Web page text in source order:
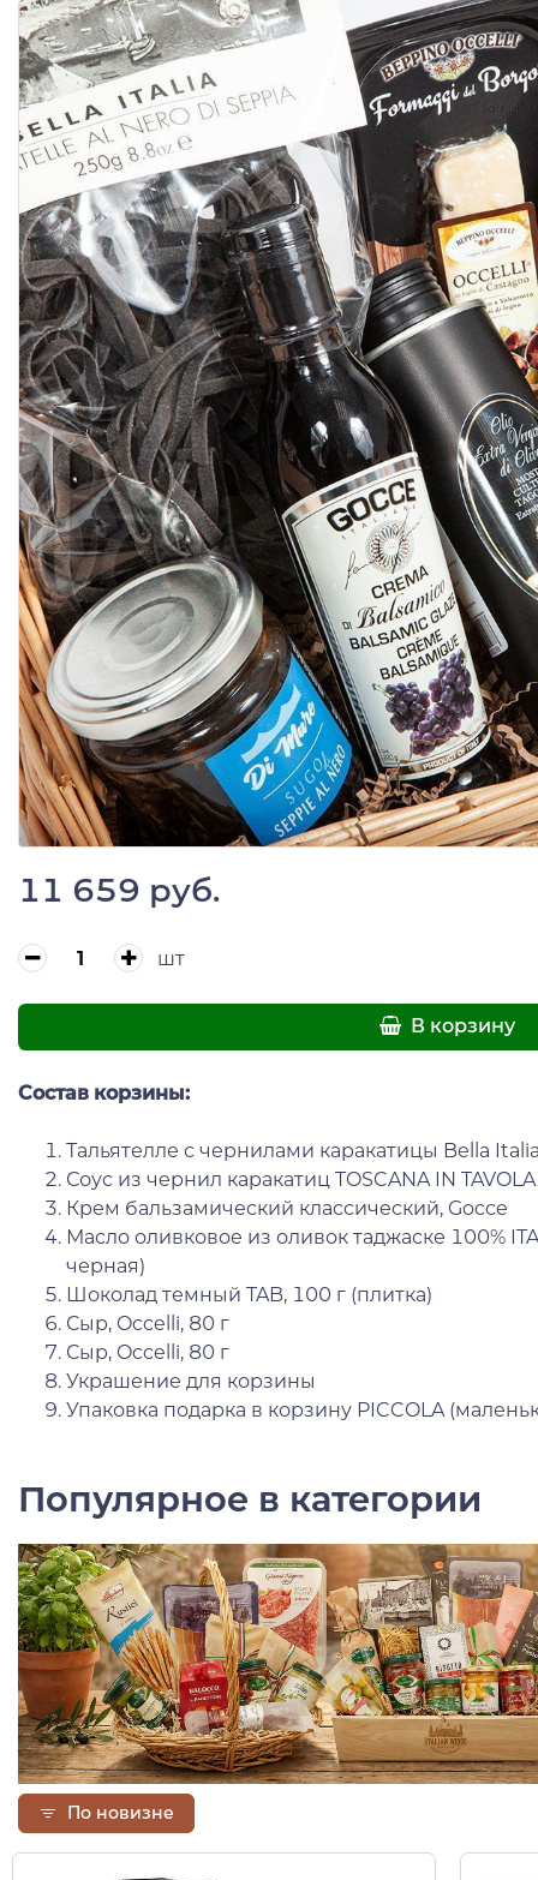
11 659 руб.
шт
В корзину
Состав корзины:
Тальятелле с чернилами каракатицы Bella
Соус из чернил каракатиц TOSCANA IN
Крем бальзамический классический, Gocce
Масло оливковое из оливок таджаске 100%
черная)
Шоколад темный TAB, 100 г (плитка)
Сыр, Occelli, 80 г
Сыр, Occelli, 80 г
Украшение для корзины
Упаковка подарка в корзину PICCOLA
Популярное в категории
По новизне